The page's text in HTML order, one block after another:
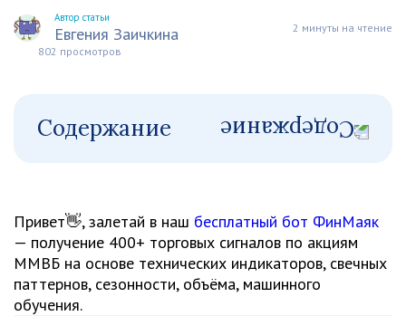
Автор статьи
Евгения Заичкина
2 минуты на чтение
802 просмотров
Содержание
Привет👋, залетай в наш бесплатный бот ФинМаяк
— получение 400+ торговых сигналов по акциям
ММВБ на основе технических индикаторов, свечных
паттернов, сезонности, объёма, машинного
обучения.